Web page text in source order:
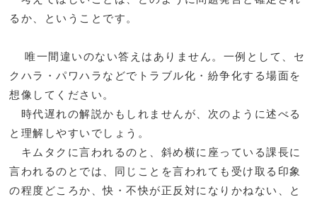
るか、ということです。
唯一間違いのない答えはありません。一例として、セ
クハラ・パワハラなどでトラブル化・紛争化する場面を
想像してください。
時代遅れの解説かもしれませんが、次のように述べる
と理解しやすいでしょう。
キムタクに言われるのと、斜め横に座っている課長に
言われるのとでは、同じことを言われても受け取る印象
の程度どころか、快・不快が正反対になりかねない、と